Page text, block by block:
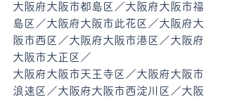
大阪府大阪市都島区／大阪府大阪市福
島区／大阪府大阪市此花区／大阪府大
阪市西区／大阪府大阪市港区／大阪府
大阪市大正区／
大阪府大阪市天王寺区／大阪府大阪市
浪速区／大阪府大阪市西淀川区／大阪